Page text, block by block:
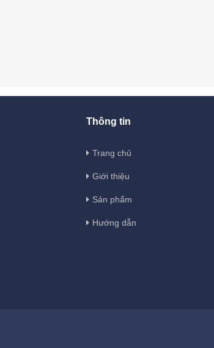
Thông tin
Trang chủ
Giới thiệu
Sản phẩm
Hướng dẫn